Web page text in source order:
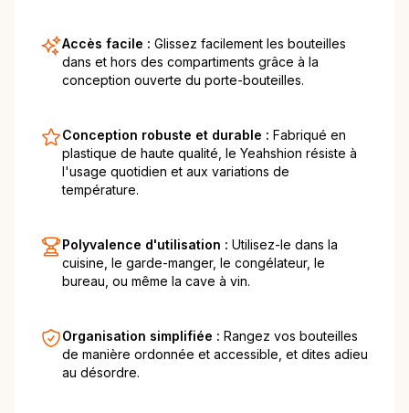
Accès facile : Glissez facilement les bouteilles
dans et hors des compartiments grâce à la
conception ouverte du porte-bouteilles.
Conception robuste et durable : Fabriqué en
plastique de haute qualité, le Yeahshion résiste à
l'usage quotidien et aux variations de
température.
Polyvalence d'utilisation : Utilisez-le dans la
cuisine, le garde-manger, le congélateur, le
bureau, ou même la cave à vin.
Organisation simplifiée : Rangez vos bouteilles
de manière ordonnée et accessible, et dites adieu
au désordre.